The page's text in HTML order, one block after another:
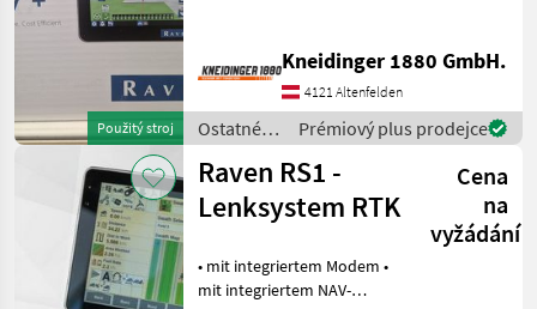
Raven
Trimble
FJDynamics
John Deere
CHC NAV
Steyr
Použitý stroj
systémy / GPSKneidinger 1880 GmbH.
4121 Altenfelden
Ostatné
traktorové
komponenty
/ Raven
Prémiový plus prodejce
Raven RS1 -
Lenksystem RTK
Cena
na
vyžádání
• mit integriertem Modem •
mit integriertem NAV-